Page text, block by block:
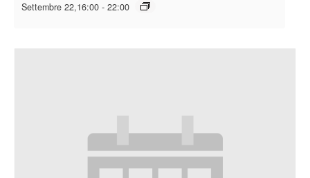
Settembre 22,16:00 - 22:00